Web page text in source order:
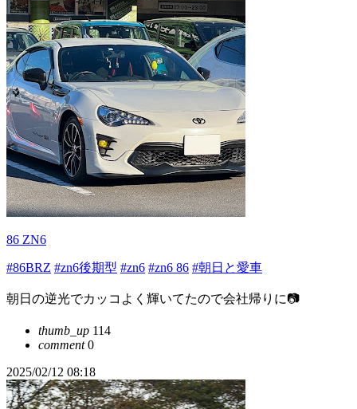
86 ZN6
#86BRZ #zn6後期型 #zn6 #zn6 86 #朝日と愛車
朝日の逆光でカッコよく輝いてたので会社帰りに📷
thumb_up 114
comment0
2025/02/12 08:18